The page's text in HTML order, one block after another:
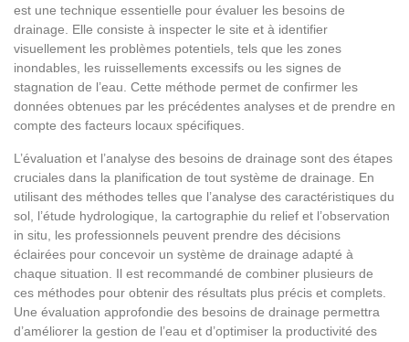
est une technique essentielle pour évaluer les besoins de
drainage. Elle consiste à inspecter le site et à identifier
visuellement les problèmes potentiels, tels que les zones
inondables, les ruissellements excessifs ou les signes de
stagnation de l’eau. Cette méthode permet de confirmer les
données obtenues par les précédentes analyses et de prendre en
compte des facteurs locaux spécifiques.
L’évaluation et l’analyse des besoins de drainage sont des étapes
cruciales dans la planification de tout système de drainage. En
utilisant des méthodes telles que l’analyse des caractéristiques du
sol, l’étude hydrologique, la cartographie du relief et l’observation
in situ, les professionnels peuvent prendre des décisions
éclairées pour concevoir un système de drainage adapté à
chaque situation. Il est recommandé de combiner plusieurs de
ces méthodes pour obtenir des résultats plus précis et complets.
Une évaluation approfondie des besoins de drainage permettra
d’améliorer la gestion de l’eau et d’optimiser la productivité des